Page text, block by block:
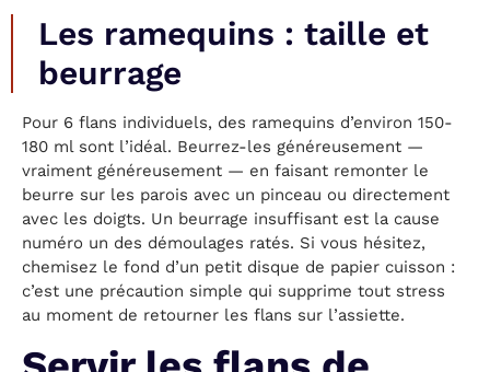
Les ramequins : taille et
beurrage
Pour 6 flans individuels, des ramequins d’environ 150-
180 ml sont l’idéal. Beurrez-les généreusement —
vraiment généreusement — en faisant remonter le
beurre sur les parois avec un pinceau ou directement
avec les doigts. Un beurrage insuffisant est la cause
numéro un des démoulages ratés. Si vous hésitez,
chemisez le fond d’un petit disque de papier cuisson :
c’est une précaution simple qui supprime tout stress
au moment de retourner les flans sur l’assiette.